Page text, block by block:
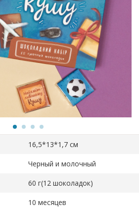
16,5*13*1,7 см
Черный и молочный
60 г(12 шоколадок)
10 месяцев